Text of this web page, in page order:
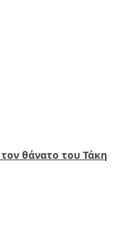
θάνατο του Τάκη